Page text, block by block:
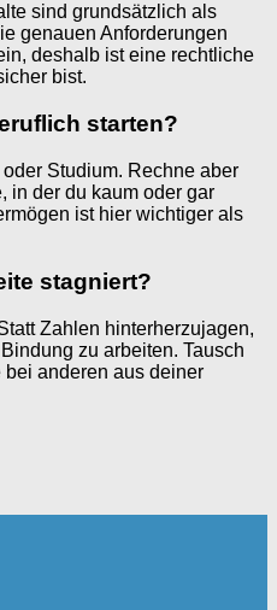
sind grundsätzlich als
genauen Anforderungen
deshalb ist eine rechtliche
bist.
starten?
Studium. Rechne aber
in der du kaum oder gar
ist hier wichtiger als
stagniert?
Zahlen hinterherzujagen,
zu arbeiten. Tausch
anderen aus deiner